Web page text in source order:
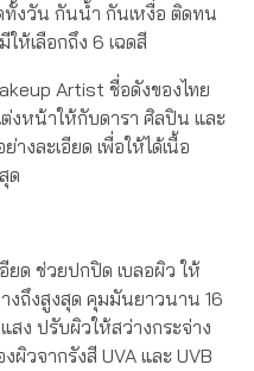
ทั้งวัน กันน้ำ กันเหงื่อ ติดทน
ห้เลือกถึง 6 เฉดสี
Artist ชื่อดังของไทย
งหน้าให้กับดารา ศิลปิน และ
งละเอียด เพื่อให้ได้เนื้อ
ด
ด ช่วยปกปิด เบลอผิว ให้
ถึงสูงสุด คุมมันยาวนาน 16
สง ปรับผิวให้สว่างกระจ่าง
วจากรังสี UVA และ UVB